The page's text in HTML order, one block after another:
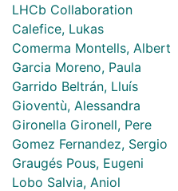
LHCb Collaboration
Calefice, Lukas
Comerma Montells, Albert
Garcia Moreno, Paula
Garrido Beltrán, Lluís
Gioventù, Alessandra
Gironella Gironell, Pere
Gomez Fernandez, Sergio
Graugés Pous, Eugeni
Lobo Salvia, Aniol